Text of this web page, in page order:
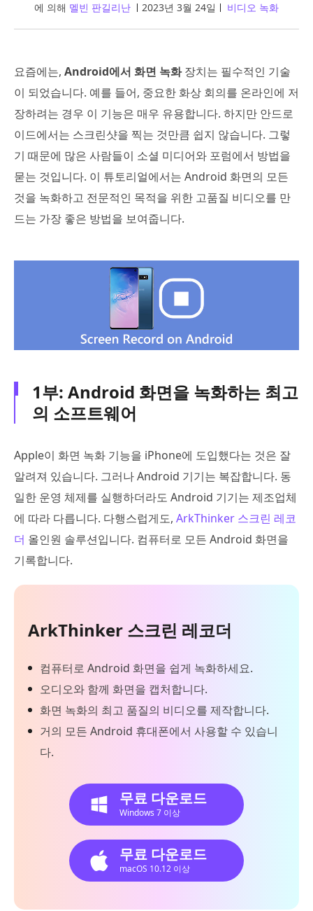
에 의해 멜빈 판길리난 2023년 3월 24일 비디오 녹화
요즘에는, Android에서 화면 녹화장치는 필수적인 기술
이 되었습니다. 예를 들어, 중요한 화상 회의를 온라인에 저
장하려는 경우 이 기능은 매우 유용합니다. 하지만 안드로
이드에서는 스크린샷을 찍는 것만큼 쉽지 않습니다. 그렇
기 때문에 많은 사람들이 소셜 미디어와 포럼에서 방법을
묻는 것입니다. 이 튜토리얼에서는 Android 화면의 모든
것을 녹화하고 전문적인 목적을 위한 고품질 비디오를 만
드는 가장 좋은 방법을 보여줍니다.
1부: Android 화면을 녹화하는 최고
의 소프트웨어
Apple이 화면 녹화 기능을 iPhone에 도입했다는 것은 잘
알려져 있습니다. 그러나 Android 기기는 복잡합니다. 동
일한 운영 체제를 실행하더라도 Android 기기는 제조업체
에 따라 다릅니다. 다행스럽게도, ArkThinker 스크린 레코
더 올인원 솔루션입니다. 컴퓨터로 모든 Android 화면을
기록합니다.
ArkThinker 스크린 레코더
컴퓨터로 Android 화면을 쉽게 녹화하세요.
오디오와 함께 화면을 캡처합니다.
화면 녹화의 최고 품질의 비디오를 제작합니다.
거의 모든 Android 휴대폰에서 사용할 수 있습니
다.
무료 다운로드
Windows 7 이상
무료 다운로드
macOS 10.12 이상